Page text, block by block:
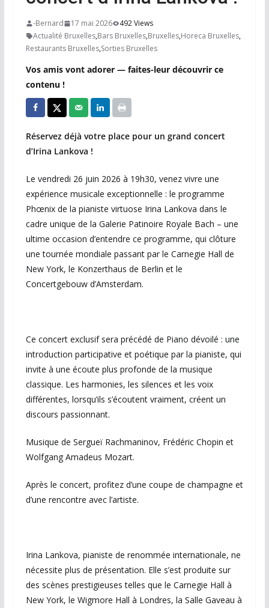
-Bernard 17 mai 2026
492 Views
Actualité Bruxelles,Bars Bruxelles,Bruxelles,Horeca Bruxelles,
Restaurants Bruxelles,Sorties Bruxelles
Vos amis vont adorer — faites-leur découvrir ce
contenu !
Réservez déjà votre place pour un grand concert
d’Irina Lankova !
Le vendredi 26 juin 2026 à 19h30, venez vivre une
expérience musicale exceptionnelle : le programme
Phœnix de la pianiste virtuose Irina Lankova dans le
cadre unique de la Galerie Patinoire Royale Bach – une
ultime occasion d’entendre ce programme, qui clôture
une tournée mondiale passant par le Carnegie Hall de
New York, le Konzerthaus de Berlin et le
Concertgebouw d’Amsterdam.
Ce concert exclusif sera précédé de Piano dévoilé : une
introduction participative et poétique par la pianiste, qui
invite à une écoute plus profonde de la musique
classique. Les harmonies, les silences et les voix
différentes, lorsqu’ils s’écoutent vraiment, créent un
discours passionnant.
Musique de Sergueï Rachmaninov, Frédéric Chopin et
Wolfgang Amadeus Mozart.
Après le concert, profitez d’une coupe de champagne et
d’une rencontre avec l’artiste.
Irina Lankova, pianiste de renommée internationale, ne
nécessite plus de présentation. Elle s’est produite sur
des scènes prestigieuses telles que le Carnegie Hall à
New York, le Wigmore Hall à Londres, la Salle Gaveau à